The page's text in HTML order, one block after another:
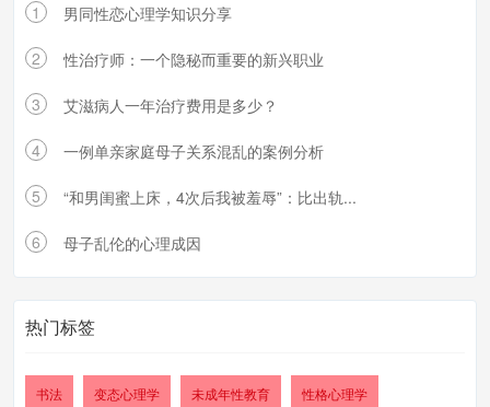
1 男同性恋心理学知识分享
2 性治疗师：一个隐秘而重要的新兴职业
3 艾滋病人一年治疗费用是多少？
4 一例单亲家庭母子关系混乱的案例分析
5 “和男闺蜜上床，4次后我被羞辱”：比出轨...
6 母子乱伦的心理成因
热门标签
书法 变态心理学 未成年性教育 性格心理学